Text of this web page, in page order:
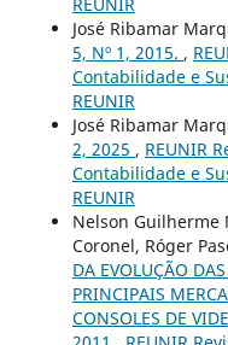
José Ribamar
5, Nº 1, 2015. ,
Contabilidade e
REUNIR
José Ribamar
2, 2025 , REUNIR
Contabilidade e
REUNIR
Nelson Guilherme
Coronel, Róger
DA EVOLUÇÃO
PRINCIPAIS
CONSOLES DE